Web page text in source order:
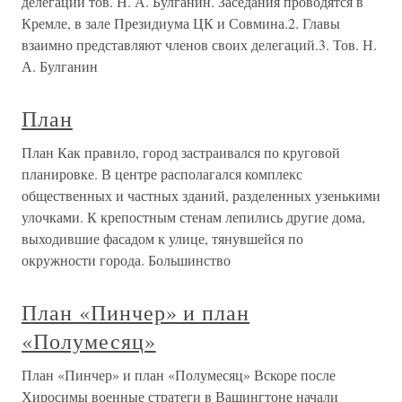
Кремле, в зале Президиума ЦК и Совмина.2. Главы
взаимно представляют членов своих делегаций.3. Тов. Н.
А. Булганин
План
План Как правило, город застраивался по круговой
планировке. В центре располагался комплекс
общественных и частных зданий, разделенных узенькими
улочками. К крепостным стенам лепились другие дома,
выходившие фасадом к улице, тянувшейся по
окружности города. Большинство
План «Пинчер» и план
«Полумесяц»
План «Пинчер» и план «Полумесяц» Вскоре после
Хиросимы военные стратеги в Вашингтоне начали